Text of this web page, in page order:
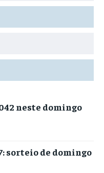
neste domingo
sorteio de domingo